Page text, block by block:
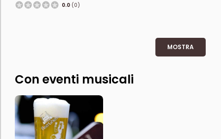
0.0 (0)
MOSTRA
Con eventi musicali